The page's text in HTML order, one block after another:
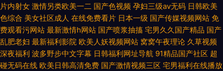
片内射女 激情另类欧美一二 国产色视频 孕妇三级av无码 日韩欧美
色综合 美女社区成人 在线免费看片 日本一级 国产传媒视频网站 免
费观看污网站 最新激情h网站 国产喷浆抽搐 宅男久久国产精品 国产
乱肥老妇 最新福利影院 欧美人妖视频网站 窝窝午夜理论 久草视频
深夜福利 波多野步中文字幕 日韩福利网址导航 91精品国产社区 超
碰无码在线 欧美日韩高清免费 国产激情视频三区 宅男福利在线播放